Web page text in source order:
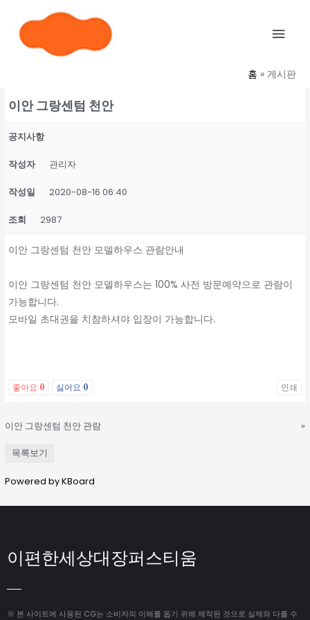
인
메
홈 게시판
이안 그랑센텀 천안
공지사항
작성자 관리자
작성일 2020-08-16 06:40
조회 2987
이안 그랑센텀 천안 모델하우스 관람안내
이안 그랑센텀 천안 모델하우스는 100% 사전 방문예약으로 관람이
가능합니다.
모바일 초대권을 치참하셔야 입장이 가능합니다.
좋아요 0 싫어요 0 인쇄
이안 그랑센텀 천안 관람 »
목록보기
Powered by KBoard
이편한세상대장퍼스티움
※ 본 사이트에 사용된 CG는 소비자의 이해를 돕기 위해 제작된 것으로 실제와 다를 수